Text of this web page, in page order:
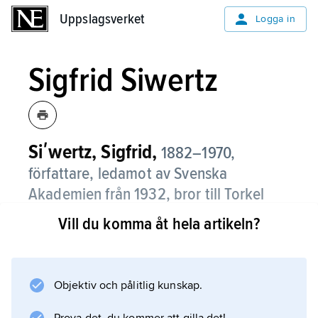
Uppslagsverket Logga in
Sigfrid Siwertz
Siʹwertz, Sigfrid, 1882–1970,
författare, ledamot av Svenska
Akademien från 1932, bror till Torkel
Siwertz.
, 1905) präglas av impressionistiska,
Vill du komma åt hela artikeln?
Objektiv och pålitlig kunskap.